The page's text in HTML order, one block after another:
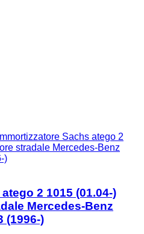
Sachs atego 2
stradale Mercedes-Benz
)
2 1015 (01.04-)
Mercedes-Benz
(1996-)